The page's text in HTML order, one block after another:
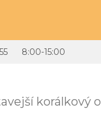
korálkový
8:00-15:00